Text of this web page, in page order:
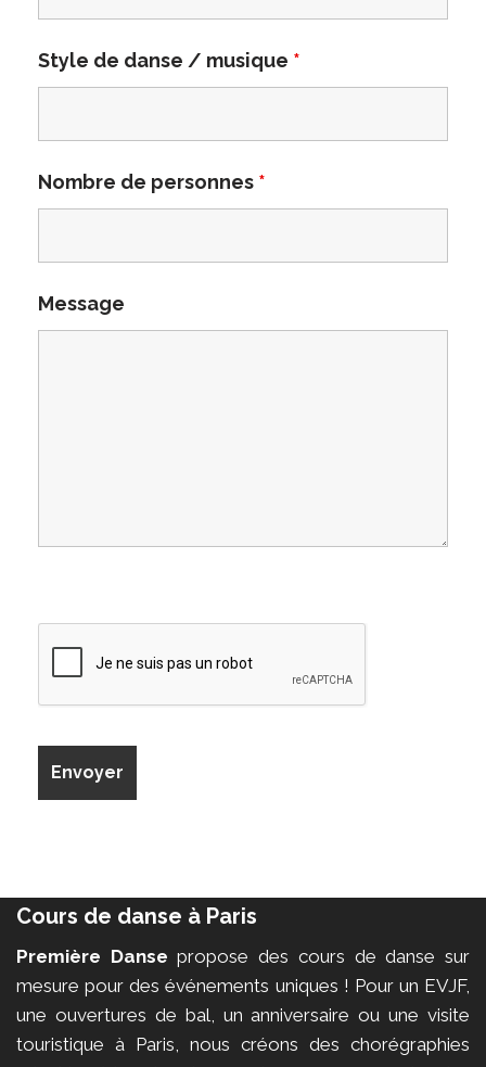
Style de danse / musique *
Nombre de personnes *
Message
Cours de danse à Paris
Première Danse propose des cours de danse sur
mesure pour des événements uniques ! Pour un EVJF,
une ouvertures de bal, un anniversaire ou une visite
touristique à Paris, nous créons des chorégraphies